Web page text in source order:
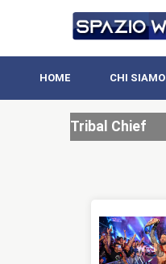
HOME CHI SIAMO
Tribal Chief